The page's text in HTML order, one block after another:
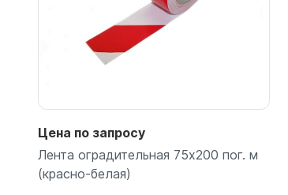
Цена по запросу
Лента оградительная 75х200 пог. м
(красно-белая)